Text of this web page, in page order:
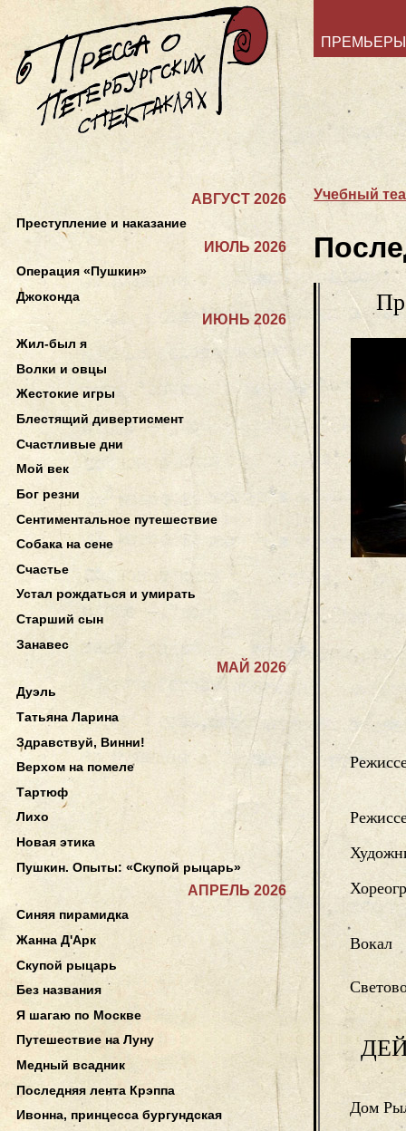
ПРЕМЬЕРЫ
Учебный
Вокал
Дом
АВГУСТ 2026
Преступление и наказание
ИЮЛЬ 2026
Операция «Пушкин»
Джоконда
ИЮНЬ 2026
Жил-был я
Волки и овцы
Жестокие игры
Блестящий дивертисмент
Счастливые дни
Мой век
Бог резни
Сентиментальное путешествие
Собака на сене
Счастье
Устал рождаться и умирать
Старший сын
Занавес
МАЙ 2026
Дуэль
Татьяна Ларина
Здравствуй, Винни!
Верхом на помеле
Тартюф
Лихо
Новая этика
Пушкин. Опыты: «Скупой рыцарь»
АПРЕЛЬ 2026
Синяя пирамидка
Жанна Д'Арк
Скупой рыцарь
Без названия
Я шагаю по Москве
Путешествие на Луну
Медный всадник
Последняя лента Крэппа
Ивонна, принцесса бургундская